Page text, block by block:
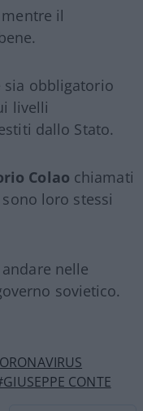
il
sia obbligatorio
livelli
dallo Stato.
Colao chiamati
loro stessi
nelle
sovietico.
CONTE